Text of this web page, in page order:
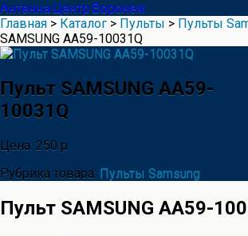
Антенна Центр Воронеж
Главная > Каталог > Пульты > Пульты
SAMSUNG AA59-10031Q
Пульт SAMSUNG AA59-
10031Q
Цена: 250 р
Рубрика товара: Пульты Samsung
Пульт SAMSUNG AA59-